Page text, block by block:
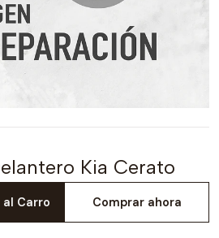
Kia Cerato
Carro Comprar ahora